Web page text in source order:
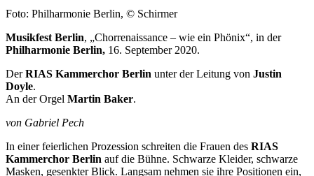
X
Foto: Philharmonie Berlin, © Schirmer
Musikfest Berlin, „Chorrenaissance – wie ein Phönix“, in der
Philharmonie Berlin, 16. September 2020.
DerRIAS Kammerchor Berlin unter der Leitung von Justin
Doyle.
An der Orgel Martin Baker.
von Gabriel Pech
In einer feierlichen Prozession schreiten die Frauen des RIAS
Kammerchor Berlin auf die Bühne. Schwarze Kleider, schwarze
Masken, gesenkter Blick. Langsam nehmen sie ihre Positionen ein,